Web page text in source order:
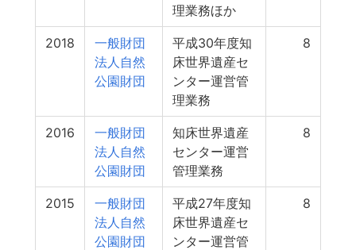
理業務ほか
2018
一般財団
法人自然
公園財団
平成30年度知
床世界遺産セ
ンター運営管
理業務
8
2016
一般財団
法人自然
公園財団
知床世界遺産
センター運営
管理業務
8
2015
一般財団
法人自然
公園財団
平成27年度知
床世界遺産セ
ンター運営管
8